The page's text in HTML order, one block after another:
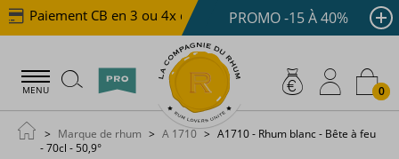
Paiement CB en 3 ou 4x dès 100 € Livraison offerte
PROMO -15 À 40%
MENU 0
Marque de rhum A 1710
A1710 - Rhum blanc - Bête à feu
- 70cl - 50,9°